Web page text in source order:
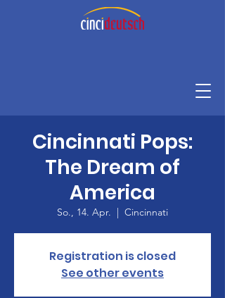
Cincinnati Pops:
The Dream of
America
So., 14. Apr.
  |
Cincinnati
Registration is closed
See other events